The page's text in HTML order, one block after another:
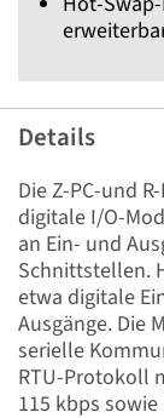
Details
Die Z-PC-und
digitale I/O-
an Ein- und
Schnittstellen.
etwa digitale
Ausgänge. Die
serielle
RTU-Protokoll
115 kbps